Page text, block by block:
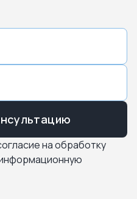
на обработку